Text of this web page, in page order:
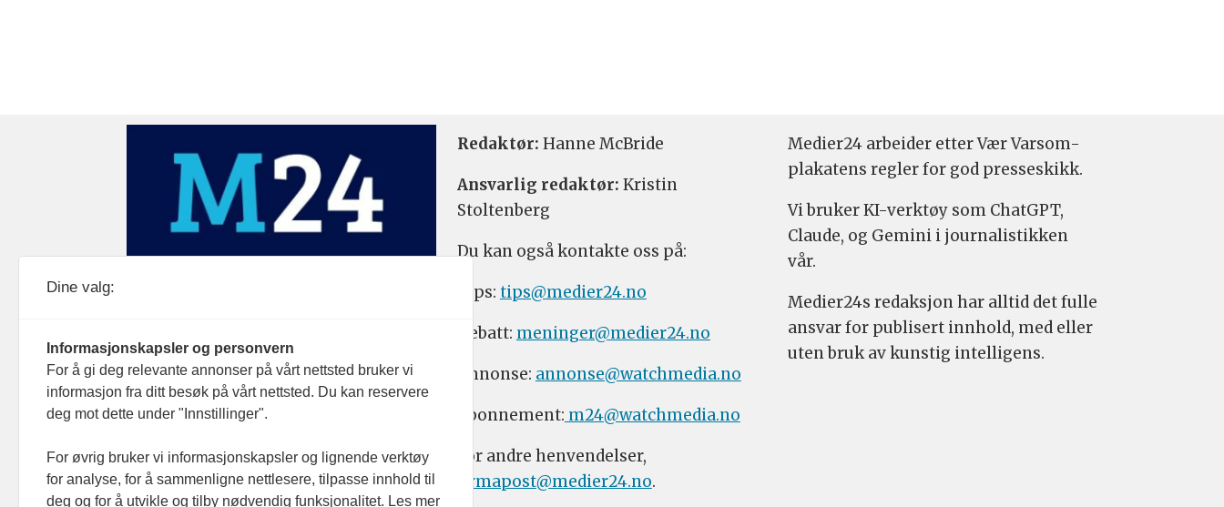
Redaktør: Hanne McBride
Ansvarlig redaktør: Kristin
Stoltenberg
Du kan også kontakte oss på:
Tips: tips@medier24.no
Debatt: meninger@medier24.no
Annonse: annonse@watchmedia.no
Abonnement: m24@watchmedia.no
For andre henvendelser,
firmapost@medier24.no.
Medier24 arbeider etter Vær Varsom-
plakatens regler for god presseskikk.
Vi bruker KI-verktøy som ChatGPT,
Claude, og Gemini i journalistikken
vår.
Medier24s redaksjon har alltid det fulle
ansvar for publisert innhold, med eller
uten bruk av kunstig intelligens.
Dine valg:
Informasjonskapsler og personvern
For å gi deg relevante annonser på vårt nettsted bruker vi
informasjon fra ditt besøk på vårt nettsted. Du kan reservere
deg mot dette under "Innstillinger".
For øvrig bruker vi informasjonskapsler og lignende verktøy
for analyse, for å sammenligne nettlesere, tilpasse innhold til
deg og for å utvikle og tilby nødvendig funksjonalitet. Les mer